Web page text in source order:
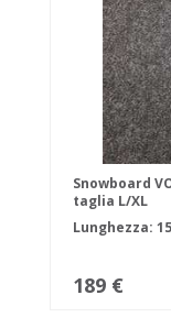
Snowboard
taglia L/XL
Lunghezza:
189 €